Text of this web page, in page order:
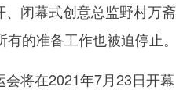
幕式创意总监野村万斋
的准备工作也被迫停止。
在2021年7月23日开幕